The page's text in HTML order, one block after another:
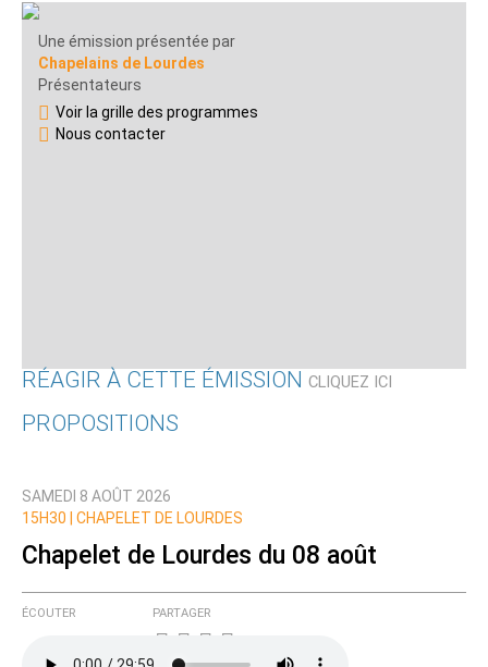
Une émission présentée par
Chapelains de Lourdes
Présentateurs
Voir la grille des programmes
Nous contacter
RÉAGIR À CETTE ÉMISSION CLIQUEZ ICI
Nom
Courriel (non publié)
PROPOSITIONS
SAMEDI 8 AOÛT 2026
15H30 |
CHAPELET DE LOURDES
Chapelet de Lourdes du 08 août
ÉCOUTER PARTAGER